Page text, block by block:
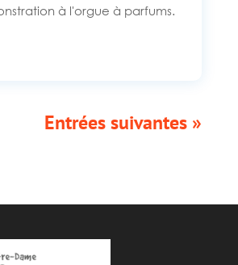
à l'orgue à parfums.
Entrées suivantes »